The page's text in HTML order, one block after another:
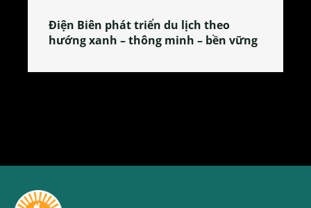
lịch theo
– bền vững
Làng làm bánh tẻ Phú Nhi –
tỏa đặc sản xứ Đoài